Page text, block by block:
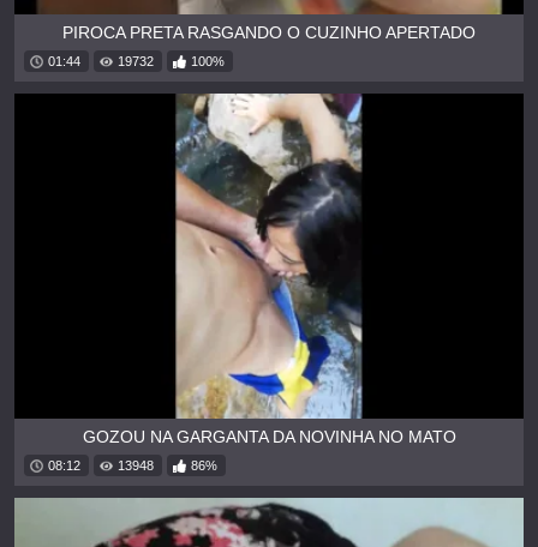
PIROCA PRETA RASGANDO O CUZINHO APERTADO
01:44 19732 100%
GOZOU NA GARGANTA DA NOVINHA NO MATO
08:12 13948 86%